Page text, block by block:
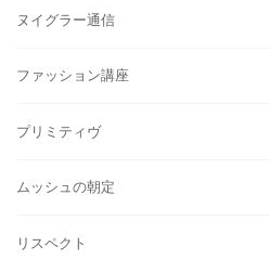
ヌイグラー通信
ファッション講座
プリミティヴ
ムッシュの朝定
リスペクト